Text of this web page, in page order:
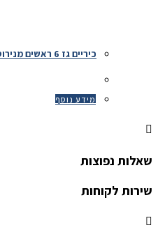
כיריים גז 6 ראשים מנירוסטה
מידע נוסף
שאלות נפוצות
שירות לקוחות